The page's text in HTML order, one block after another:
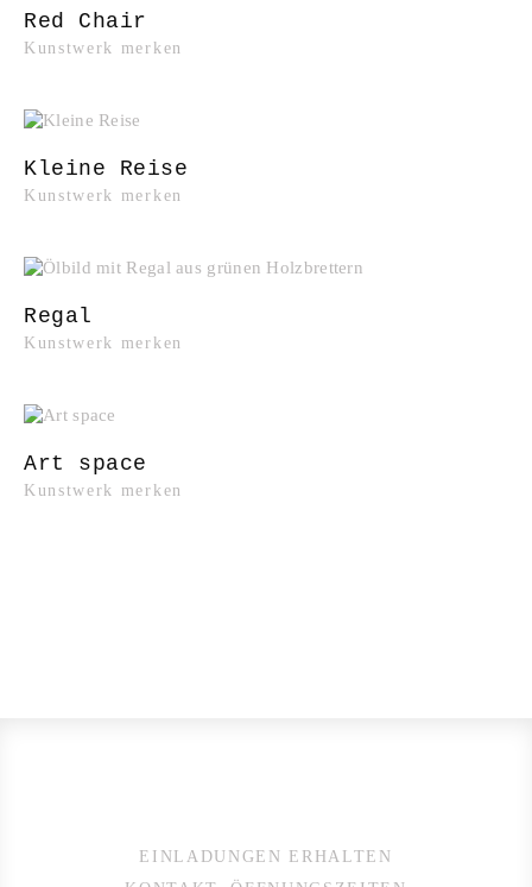
Kunstwerk merken
Red Chair
Kunstwerk merken
Kleine Reise
Kunstwerk merken
Regal
Kunstwerk merken
Art space
EINLADUNGEN ERHALTEN